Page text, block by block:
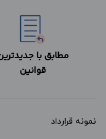
مطابق با
قوانین
نمونه قرارداد‌